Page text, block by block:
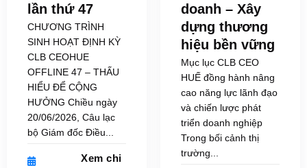
lần thứ 47
CHƯƠNG TRÌNH
SINH HOẠT ĐỊNH KỲ
CLB CEOHUE
OFFLINE 47 – THẤU
HIỂU ĐỂ CỘNG
HƯỞNG Chiều ngày
20/06/2026, Câu lạc
bộ Giám đốc Điều...
Xem chi
doanh – Xây
dựng thương
hiệu bền vững
Mục lục CLB CEO
HUẾ đồng hành nâng
cao năng lực lãnh đạo
và chiến lược phát
triển doanh nghiệp
Trong bối cảnh thị
trường...